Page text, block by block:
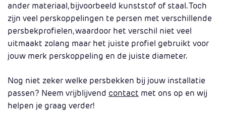
ander materiaal, bijvoorbeeld kunststof of staal. Toch
zijn veel perskoppelingen te persen met verschillende
persbekprofielen, waardoor het verschil niet veel
uitmaakt zolang maar het juiste profiel gebruikt voor
jouw merk perskoppeling en de juiste diameter.
Nog niet zeker welke persbekken bij jouw installatie
passen? Neem vrijblijvend contact met ons op en wij
helpen je graag verder!